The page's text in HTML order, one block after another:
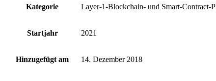
Kategorie Layer-1-Blockchain- und Smart-Contract-
Startjahr 2021
Hinzugefügt am 14. Dezember 2018